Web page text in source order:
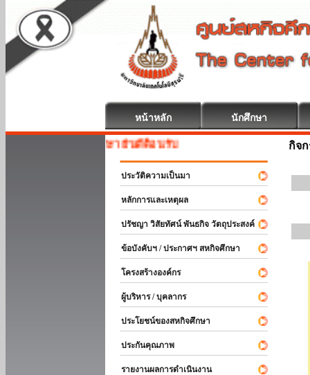
หน้าหลัก นักศึกษา
สหกิจศึกษา ยินดีต้อนรับ
ประวัติความเป็นมา
หลักการและเหตุผล
ปรัชญา วิสัยทัศน์ พันธกิจ วัตถุประสงค์
ข้อบังคับฯ / ประกาศฯ สหกิจศึกษา
โครงสร้างองค์กร
ผู้บริหาร / บุคลากร
ประโยชน์ของสหกิจศึกษา
ประกันคุณภาพ
รายงานผลการดำเนินงาน
กิจ